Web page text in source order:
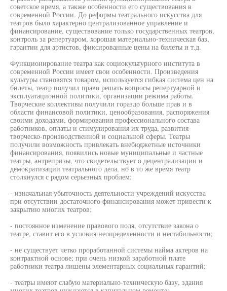
советское время, а также особенности его существования в
современной России. До реформы театрального искусства для
театров было характерно централизованное управление и
финансирование, существование только государственных театров,
контроль за репертуаром, хорошая материально-техническая баз,
гарантии для артистов, фиксированные цены на билеты и т.д.
Функционирование театра как социокультурного института в
современной России имеет свои особенности. Произведения
культуры становятся товаром, используется гибкая система цен на
билеты, театр получил право решать вопросы репертуарной и
эксплуатационной политики, организации режима работы.
Творческие коллективы получили гораздо больше прав и в
области финансовой политики, ценообразования, распоряжения
своими доходами, формирования профессионального состава
работников, оплаты и стимулирования их труда, развития
творческо-производственной и социальной сферы. Театры
получили возможность привлекать внебюджетные источники
финансирования, появились новые муниципальные и частные
театры, антрепризы, что свидетельствует о децентрализации и
демократизации театрального дела, но в то же время театр
столкнулся с рядом серьезных проблем:
- изначальная убыточность деятельности учреждений искусства
при отсутствии достаточного финансирования может привести к
закрытию многих театров;
- постоянное изменение правового поля, отсутствие закона о
театре, ставит его в условия неопределенности и нестабильности;
- не существует четко проработанной системы найма актеров на
контрактной основе; при очень низкой заработной плате
работники театра лишены элементарных социальных гарантий;
- театры имеют слабую материально-техническую базу, здания